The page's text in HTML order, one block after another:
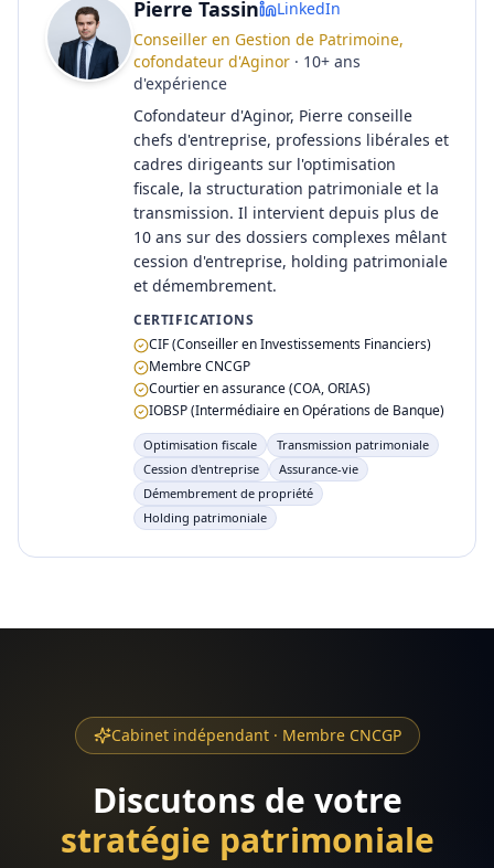
Pierre Tassin
LinkedIn
Conseiller en Gestion de Patrimoine,
cofondateur d'Aginor · 10+ ans
d'expérience
Cofondateur d'Aginor, Pierre conseille
chefs d'entreprise, professions libérales et
cadres dirigeants sur l'optimisation
fiscale, la structuration patrimoniale et la
transmission. Il intervient depuis plus de
10 ans sur des dossiers complexes mêlant
cession d'entreprise, holding patrimoniale
et démembrement.
CERTIFICATIONS
CIF (Conseiller en Investissements Financiers)
Membre CNCGP
Courtier en assurance (COA, ORIAS)
IOBSP (Intermédiaire en Opérations de Banque)
Optimisation fiscale
Transmission patrimoniale
Cession d'entreprise
Assurance-vie
Démembrement de propriété
Holding patrimoniale
Cabinet indépendant · Membre CNCGP
Discutons de votre
stratégie patrimoniale